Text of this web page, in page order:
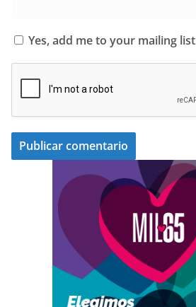
Yes, add me to your mailing list